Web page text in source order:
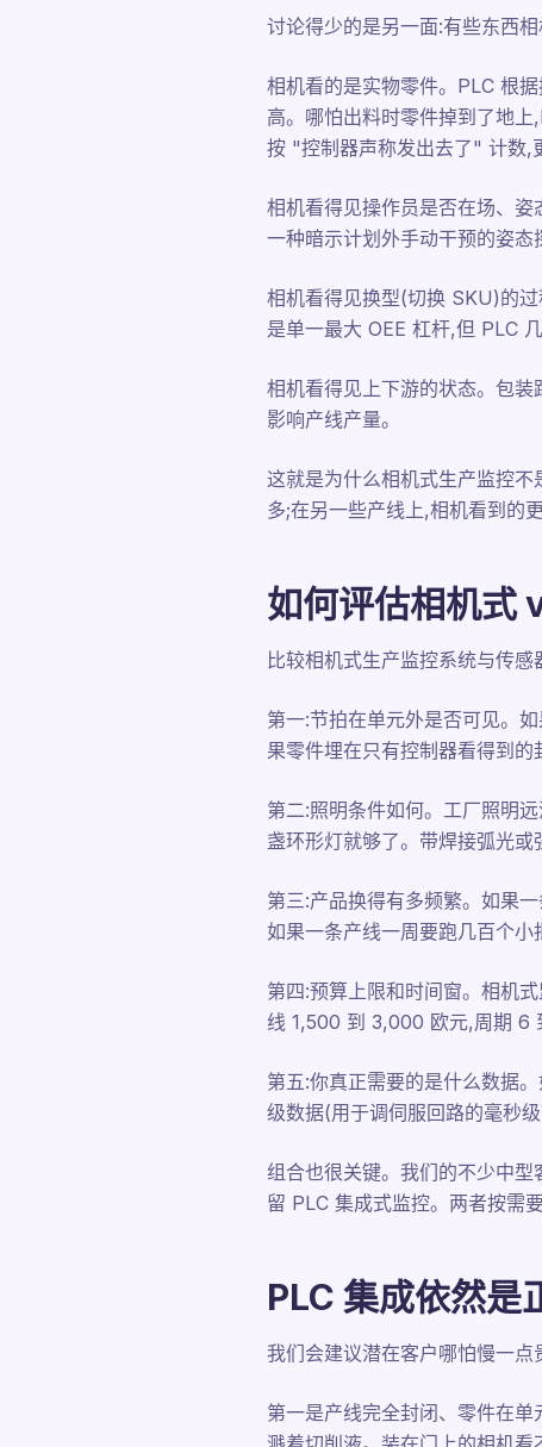
讨论得少的是另一面:有些东西相
相机看的是实物零件。PLC 根
高。哪怕出料时零件掉到了地
按 "控制器声称发出去了" 计数,
相机看得见操作员是否在场、
一种暗示计划外手动干预的姿态
相机看得见换型(切换 SKU)的
是单一最大 OEE 杠杆,但 PLC
相机看得见上下游的状态。包
影响产线产量。
这就是为什么相机式生产监控
多;在另一些产线上,相机看到的
如何评估相机式
比较相机式生产监控系统与传
第一:节拍在单元外是否可见。
果零件埋在只有控制器看得到的
第二:照明条件如何。工厂照明
盏环形灯就够了。带焊接弧光或
第三:产品换得有多频繁。如果
如果一条产线一周要跑几百个小
第四:预算上限和时间窗。相机
线 1,500 到 3,000 欧元,周期 6
第五:你真正需要的是什么数据
级数据(用于调伺服回路的毫秒
组合也很关键。我们的不少中
留 PLC 集成式监控。两者按需
PLC 集成依然是
我们会建议潜在客户哪怕慢一点
第一是产线完全封闭、零件在